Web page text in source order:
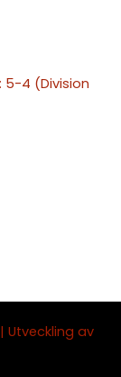
5-4 (Division
Utveckling av